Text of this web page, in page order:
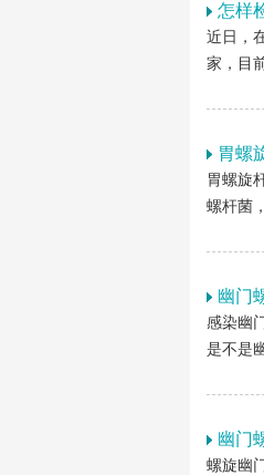
怎样
近日，
家，目
胃螺
胃螺旋
螺杆菌
幽门
感染幽
是不是
幽门
螺旋幽